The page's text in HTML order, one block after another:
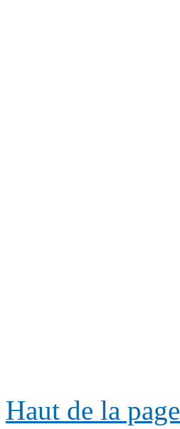
Haut de la page